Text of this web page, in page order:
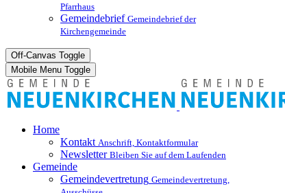
Pfarrhaus
Gemeindebrief Gemeindebrief der
Kirchengemeinde
Off-Canvas Toggle
Mobile Menu Toggle
Home
Kontakt Anschrift, Kontaktformular
Newsletter Bleiben Sie auf dem Laufenden
Gemeinde
Gemeindevertretung Gemeindevertretung,